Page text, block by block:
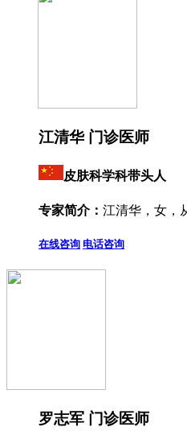
江清华 门诊医师
皮肤科学科带头人
专家简介： 江清华，女，
在线咨询 电话咨询
罗志军 门诊医师